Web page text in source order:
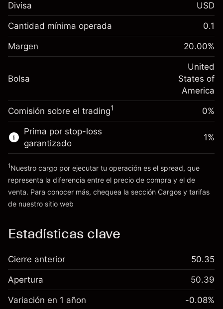
$1,000.00
Ajuste de financiamiento
nocturno
Cargos por el valor total de la
posición
%
(-$1.08)
Tamaño de la operación con apalancamiento
~$5,000.00
$4,000.00
Ir a la plataforma
Margen. Tu inversión
$1,000.00
Ajuste de financiamiento
-0.000654
%
(-$0.03)
Tamaño de la operación con apalancamiento
~$5,000.00
Dinero del apalancamiento ~ $
Divisa USD
Cantidad mínima operada 0.1
Margen 20.00%
Bolsa
United
States of
America
Comisión sobre el trading1 0%
Prima por stop-loss
garantizado
Cargos
1%
1Nuestro cargo por ejecutar tu operación es el spread, que
representa la diferencia entre el precio de compra y el de
venta. Para conocer más, chequea la sección Cargos y tarifas
de nuestro sitio web
Estadísticas clave
Cierre anterior 50.35
Apertura 50.39
Variación en 1 añon -0.08%